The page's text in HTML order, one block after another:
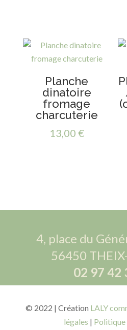
Planche
dinatoire
fromage
charcuterie
13,00 €
4, place du
56450
02 97 42
© 2022 | Création LALY
légales | Politique